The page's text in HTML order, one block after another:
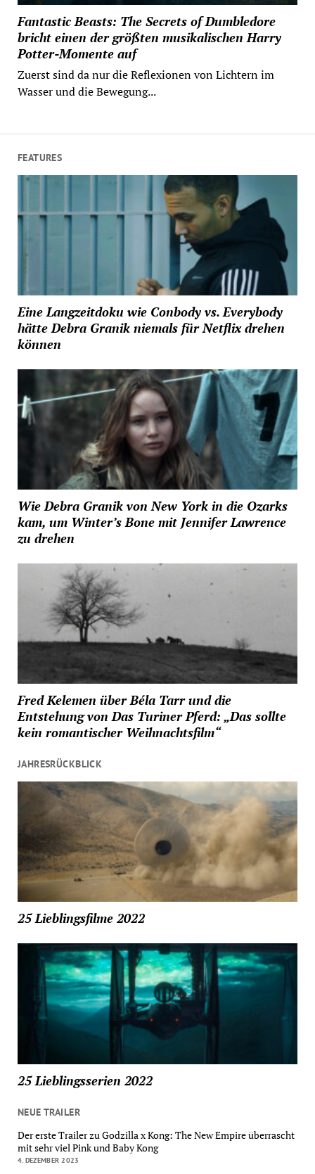
Fantastic Beasts: The Secrets of Dumbledore
bricht einen der größten musikalischen Harry
Potter-Momente auf
Zuerst sind da nur die Reflexionen von Lichtern im
Wasser und die Bewegung...
FEATURES
Eine Langzeitdoku wie Conbody vs. Everybody
hätte Debra Granik niemals für Netflix drehen
können
Wie Debra Granik von New York in die Ozarks
kam, um Winter’s Bone mit Jennifer Lawrence
zu drehen
Fred Kelemen über Béla Tarr und die
Entstehung von Das Turiner Pferd: „Das sollte
kein romantischer Weihnachtsfilm“
JAHRESRÜCKBLICK
25 Lieblingsfilme 2022
25 Lieblingsserien 2022
NEUE TRAILER
Der erste Trailer zu Godzilla x Kong: The New Empire überrascht
mit sehr viel Pink und Baby Kong
4. DEZEMBER 2023